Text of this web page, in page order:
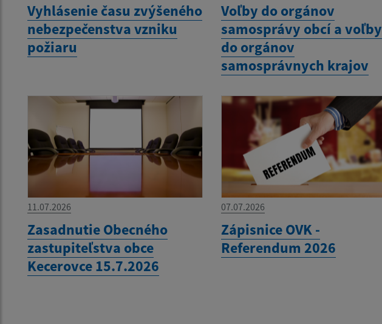
Vyhlásenie času zvýšeného
nebezpečenstva vzniku
požiaru
Voľby do orgánov
samosprávy obcí a voľby
do orgánov
samosprávnych krajov
11.07.2026
Zasadnutie Obecného
zastupiteľstva obce
Kecerovce 15.7.2026
07.07.2026
Zápisnice OVK -
Referendum 2026